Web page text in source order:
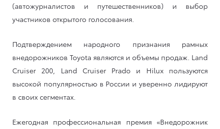
(автожурналистов и путешественников) и выбор
участников открытого голосования.
Подтверждением народного признания рамных
внедорожников Toyota являются и объемы продаж. Land
Cruiser 200, Land Cruiser Prado и Hilux пользуются
высокой популярностью в России и уверенно лидируют
в своих сегментах.
Ежегодная профессиональная премия «Внедорожник